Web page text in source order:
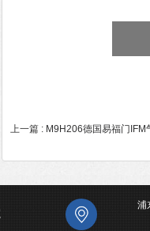
上一篇 : M9H206德国易福门IFM
浦